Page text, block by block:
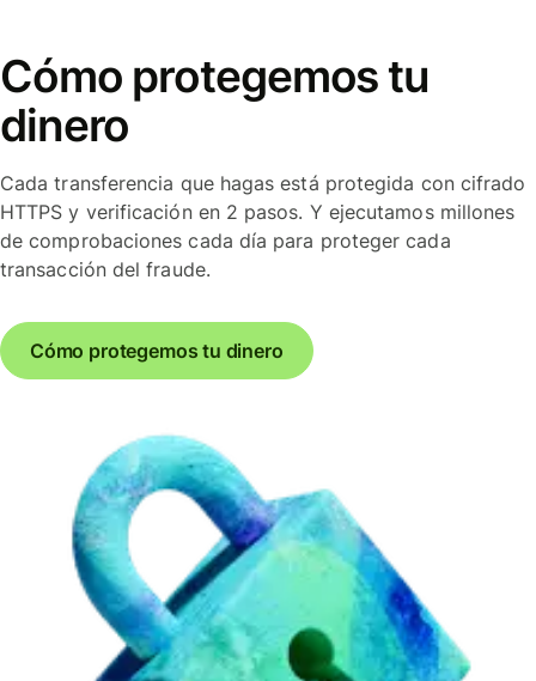
Cómo protegemos tu
dinero
Cada transferencia que hagas está protegida con cifrado
HTTPS y verificación en 2 pasos. Y ejecutamos millones
de comprobaciones cada día para proteger cada
transacción del fraude.
Cómo protegemos tu dinero